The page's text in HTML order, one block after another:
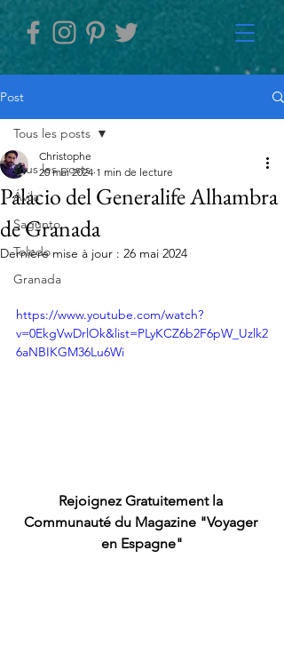
Post
Tous les posts
Ávila
Sagunto
Toledo
Granada
Tous les posts
Palacio del Generalife Alhambra
de Granada
Christophe
20 mai 2024 1 min de lecture
Dernière mise à jour : 26 mai 2024
https://www.youtube.com/watch?
v=0EkgVwDrlOk&list=PLyKCZ6b2F6pW_Uzlk2
6aNBIKGM36Lu6Wi
Rejoignez Gratuitement la
Communauté du Magazine "Voyager
en Espagne"